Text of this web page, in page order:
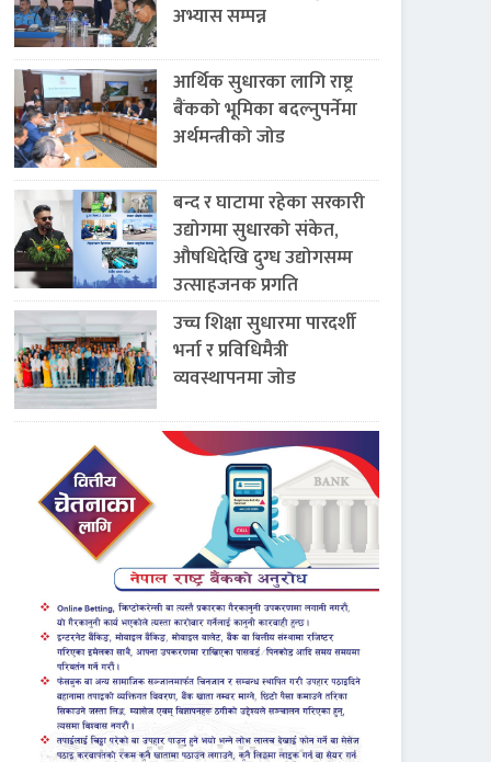
अभ्यास सम्पन्न
आर्थिक सुधारका लागि राष्ट्र
बैंकको भूमिका बदल्नुपर्नेमा
अर्थमन्त्रीको जोड
बन्द र घाटामा रहेका सरकारी
उद्योगमा सुधारको संकेत,
औषधिदेखि दुग्ध उद्योगसम्म
उत्साहजनक प्रगति
उच्च शिक्षा सुधारमा पारदर्शी
भर्ना र प्रविधिमैत्री
व्यवस्थापनमा जोड